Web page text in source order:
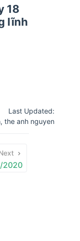
18
lĩnh
Last Updated:
, the anh nguyen
2020